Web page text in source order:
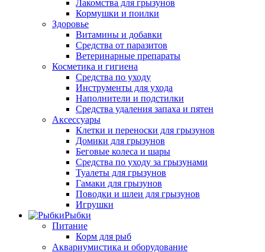
Лакомства для грызунов
Кормушки и поилки
Здоровье
Витамины и добавки
Средства от паразитов
Ветеринарные препараты
Косметика и гигиена
Средства по уходу
Инструменты для ухода
Наполнители и подстилки
Средства удаления запаха и пятен
Аксессуары
Клетки и переноски для грызунов
Домики для грызунов
Беговые колеса и шары
Средства по уходу за грызунами
Туалеты для грызунов
Гамаки для грызунов
Поводки и шлеи для грызунов
Игрушки
Рыбки
Питание
Корм для рыб
Аквариумистика и оборудование